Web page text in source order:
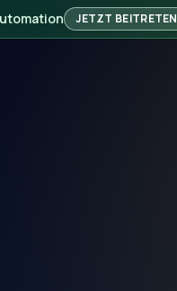
JETZT BEITRETEN